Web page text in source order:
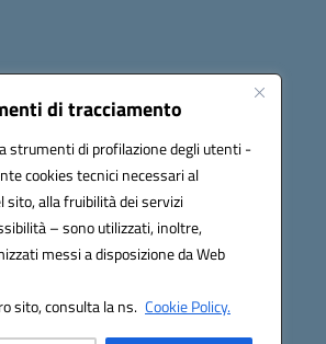
di tracciamento
strumenti di profilazione degli utenti -
cookies tecnici necessari al
alla fruibilità dei servizi
– sono utilizzati, inoltre,
messi a disposizione da Web
sito, consulta la ns. Cookie Policy.